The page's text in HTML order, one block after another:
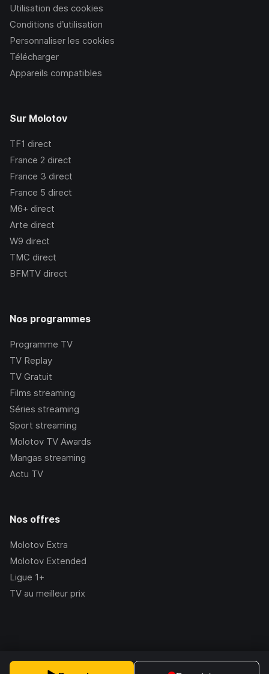
Utilisation des cookies
Conditions d’utilisation
Personnaliser les cookies
Télécharger
Appareils compatibles
Sur Molotov
TF1 direct
France 2 direct
France 3 direct
France 5 direct
M6+ direct
Arte direct
W9 direct
TMC direct
BFMTV direct
Nos programmes
Programme TV
TV Replay
TV Gratuit
Films streaming
Séries streaming
Sport streaming
Molotov TV Awards
Mangas streaming
Actu TV
Nos offres
Molotov Extra
Molotov Extended
Ligue 1+
TV au meilleur prix
2.228.1